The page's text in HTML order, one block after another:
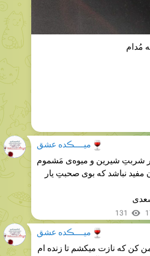
مُدام
میــــڪده عشق
شربتِ شیرین و میوه‌ی مَشموم
مفید نباشد که بوی صحبتِ یار
131
میــــڪده عشق
من کن که نازت میکشم تا زنده‌ ام